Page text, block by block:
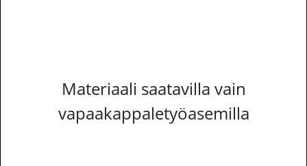
Materiaali saatavilla vain
vapaakappaletyöasemilla